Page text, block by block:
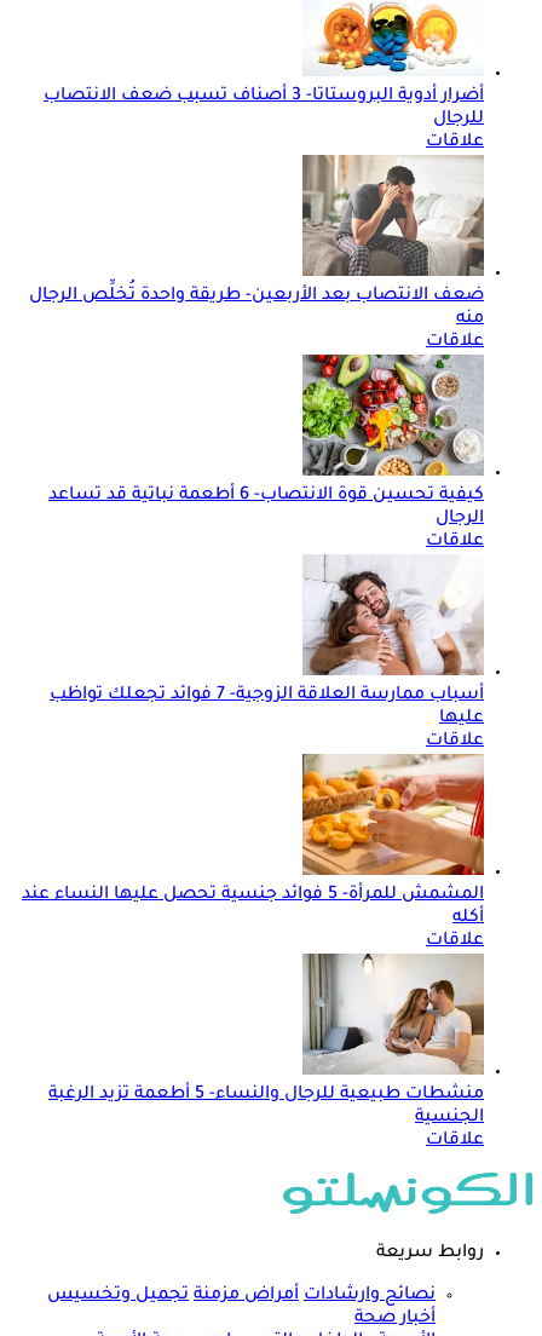
أضرار أدوية البروستاتا- 3 أصناف تسبب ضعف الانتصاب
للرجال
علاقات
ضعف الانتصاب بعد الأربعين- طريقة واحدة تُخلِّص الرجال
منه
علاقات
كيفية تحسين قوة الانتصاب- 6 أطعمة نباتية قد تساعد
الرجال
علاقات
أسباب ممارسة العلاقة الزوجية- 7 فوائد تجعلك تواظب
عليها
علاقات
المشمش للمرأة- 5 فوائد جنسية تحصل عليها النساء عند
أكله
علاقات
منشطات طبيعية للرجال والنساء- 5 أطعمة تزيد الرغبة
الجنسية
علاقات
روابط سريعة
نصائح وارشادات أمراض مزمنة تجميل وتخسيس
أخبار صحة